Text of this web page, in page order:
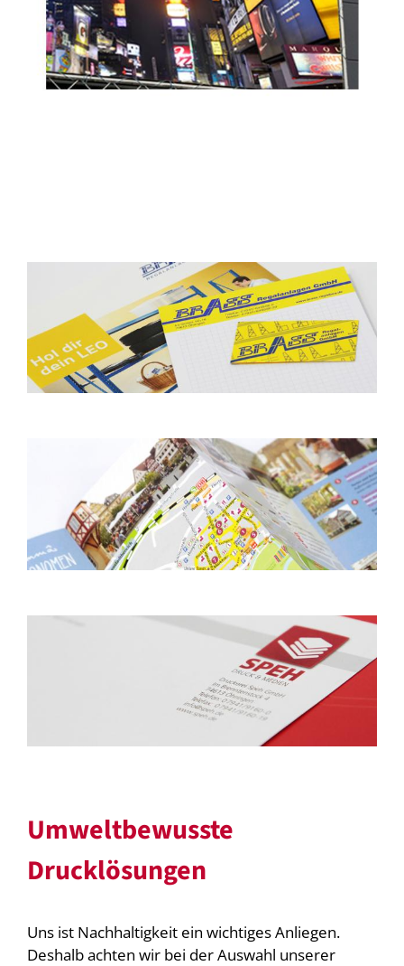
Umweltbewusste
Drucklösungen
Uns ist Nachhaltigkeit ein wichtiges Anliegen.
Deshalb achten wir bei der Auswahl unserer